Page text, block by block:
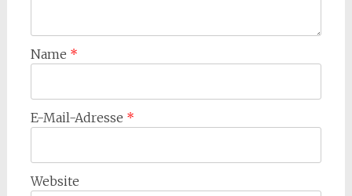
Name *
E-Mail-Adresse *
Website